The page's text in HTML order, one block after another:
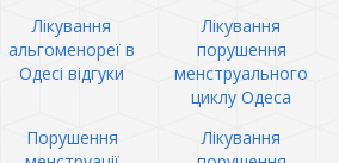
Лікування
альгоменореї в
Одесі відгуки
Лікування
порушення
менструального
циклу Одеса
Порушення
Лікування